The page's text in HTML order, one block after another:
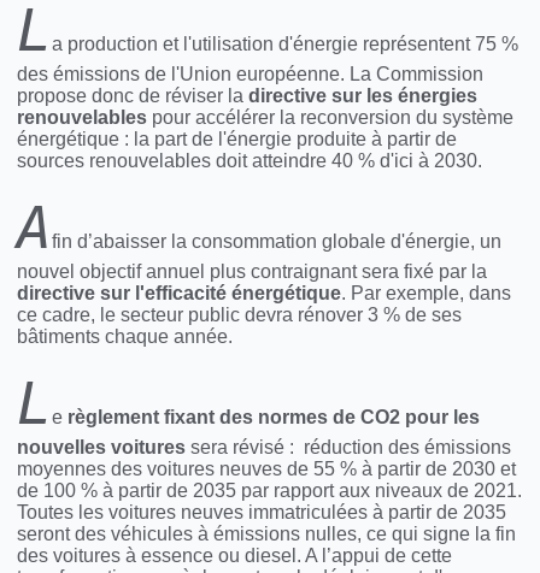
La production et l'utilisation d'énergie représentent 75 %
des émissions de l'Union européenne. La Commission
propose donc de réviser ladirective sur les énergies
renouvelables pour accélérer la reconversion du système
énergétique : la part de l'énergie produite à partir de
sources renouvelables doit atteindre 40 % d'ici à 2030.
Afin d’abaisser la consommation globale d'énergie, un
nouvel objectif annuel plus contraignant sera fixé par la
directive sur l'efficacité énergétique. Par exemple, dans
ce cadre, le secteur public devra rénover 3 % de ses
bâtiments chaque année.
Le règlement fixant des normes de CO2 pour les
nouvelles voitures sera révisé : réduction des émissions
moyennes des voitures neuves de 55 % à partir de 2030 et
de 100 % à partir de 2035 par rapport aux niveaux de 2021.
Toutes les voitures neuves immatriculées à partir de 2035
seront des véhicules à émissions nulles, ce qui signe la fin
des voitures à essence ou diesel. A l’appui de cette